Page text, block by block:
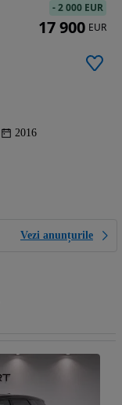
2016
Vezi anunțurile
-2 000 EUR
17 900 EUR